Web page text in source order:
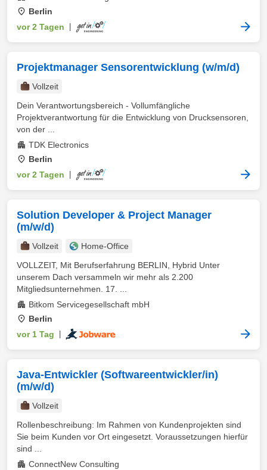
Berlin
vor 2 Tagen
Projektmanager Sensorentwicklung (w/m/d)
Vollzeit
Dein Verantwortungsbereich - Vollumfängliche
Projektverantwortung für die Entwicklung von Drucksensoren,
von der ...
TDK Electronics
Berlin
vor 2 Tagen
Solution Developer & Project Manager
(m/w/d)
Vollzeit
Home-Office
VOLLZEIT, Mit Berufserfahrung BERLIN, Hybrid Unter
unserem Dach versammeln wir mehr als 2.200
Mitgliedsunternehmen. 17. ...
Bitkom Servicegesellschaft mbH
Berlin
vor 1 Tag
Java-Entwickler (Softwareentwickler/in)
(m/w/d)
Vollzeit
Rollenbeschreibung: Im Rahmen von Kundenprojekten sind
Sie beim Kunden vor Ort eingesetzt. Voraussetzungen hierfür
sind ...
ConnectNew Consulting